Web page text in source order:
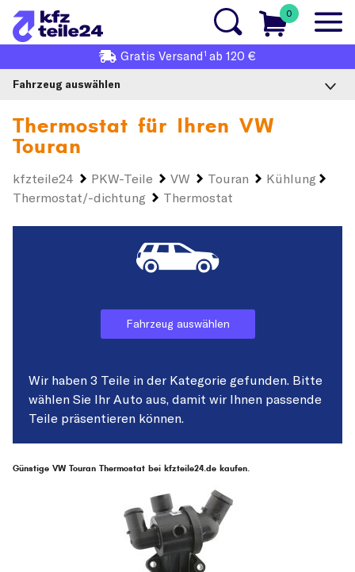
0
Gratis Versand1 ab 120 €
Fahrzeug auswählen
Thermostat für Ihren VW
Touran
kfzteile24 PKW-Teile VW Touran
Kühlung
Thermostat/-dichtung
Thermostat
Fahrzeug auswählen
Wir haben 3 Teile in der Kategorie gefunden. Bitte
wählen Sie Ihr Auto aus, damit wir Ihnen passende
Teile präsentieren können.
Günstige VW Touran Thermostat bei kfzteile24.de kaufen.